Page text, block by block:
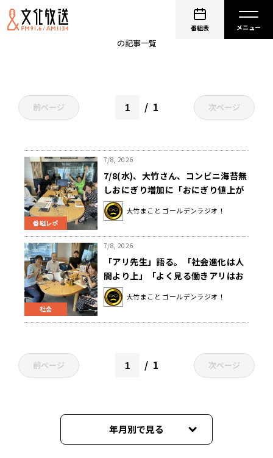
番組表
の記事一覧
前ページ 1 次ページ
番組レポ
7/8, 2026
7/8(水)、大竹さん、コンビニ海苔無
しおにぎり増加に「おにぎり値上が
り実感」＆ホテルのモーニングビュ
ッフェ…どう食べる？
大竹まこと ゴールデンラジオ！
社会
7/8, 2026
「アリ先生」語る。「社会進化は人
間より上」「よく見る働きアリはお
ばあちゃん」
大竹まこと ゴールデンラジオ！
前ページ 1 次ページ
年月別で見る